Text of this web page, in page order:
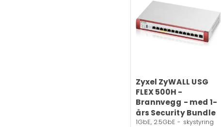
Zyxel ZyWALL USG
FLEX 500H -
Brannvegg - med 1-
års Security Bundle
1GbE, 2.5GbE - skystyring